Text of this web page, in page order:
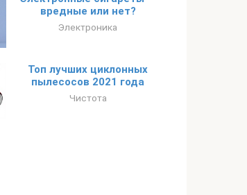
вредные или нет?
Электроника
Топ лучших циклонных
пылесосов 2021 года
Чистота